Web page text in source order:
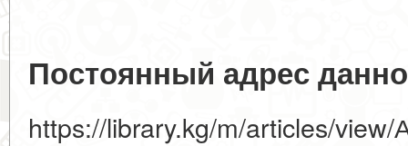
Постоянный адрес
https://library.kg/m/articles/view/